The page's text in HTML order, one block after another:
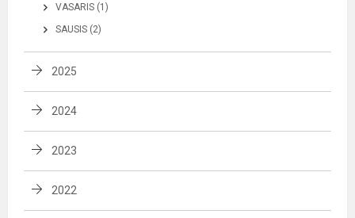
VASARIS (1)
SAUSIS (2)
2025
2024
2023
2022